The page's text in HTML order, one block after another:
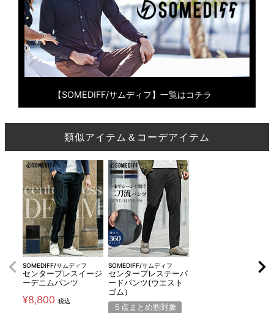
【SOMEDIFF/サムディフ】一覧はコチラ
類似アイテム＆コーデアイテム
SOMEDIFF/サムディフ
センタープレスイージ
ーデニムパンツ
¥8,800 税込
SOMEDIFF/サムディフ
センタープレステーパ
ードパンツ(ウエスト
ゴム）
５点まとめ割対象